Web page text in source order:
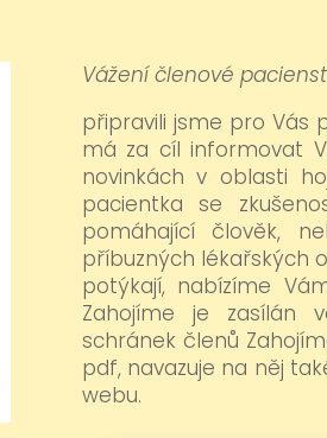
Vážení členové
připravili jsme pro Vás
má za cíl informovat
novinkách v oblasti
pacientka se
pomáhající člověk,
příbuzných lékařských
potýkají, nabízíme
Zahojíme je zasílán
schránek členů
pdf, navazuje na něj
webu.